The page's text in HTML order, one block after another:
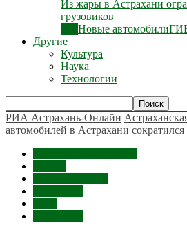
Из жары в Астрахани
грузовиков
Новые автомобили
Другие
Культура
Наука
Технологии
РИА Астрахань-Онлайн
автомобилей в Астрахани сократился